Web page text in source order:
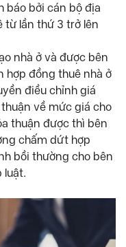
báo bởi cán bộ địa
từ lần thứ 3 trở lên
nhà ở và được bên
hợp đồng thuê nhà ở
điều chỉnh giá
về mức giá cho
thuận được thì bên
chấm dứt hợp
bồi thường cho bên
luật.